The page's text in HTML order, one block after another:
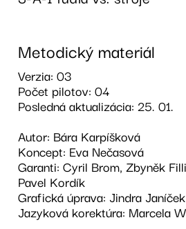
Metodický materiál
Verzia: 03
Počet pilotov: 04
Posledná aktualizácia: 25. 01.
Autor: Bára Karpíšková
Koncept: Eva Nečasová
Garanti: Cyril Brom, Zbyněk
Pavel Kordík
Grafická úprava: Jindra Janíček
Jazyková korektúra: Marcela